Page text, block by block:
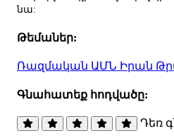
նա:
Թեմաներ:
Ռազմական ԱՄՆ Իրան
Գնահատեք հոդվածը:
Դեռ